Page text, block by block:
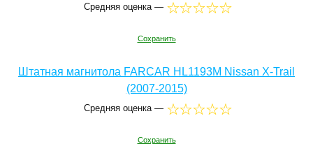
Средняя оценка —
Сохранить
Штатная магнитола FARCAR HL1193M Nissan X-Trail
(2007-2015)
Средняя оценка —
Сохранить